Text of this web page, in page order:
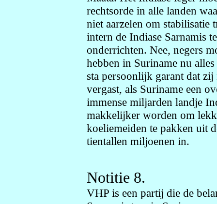
rechtsorde in alle landen
niet aarzelen om stabilisatie
intern de Indiase Sarnamis
onderrichten. Nee, negers
hebben in Suriname nu
sta persoonlijk garant dat
vergast, als Suriname een
immense miljarden landje
makkelijker worden om
koeliemeiden te pakken uit
tientallen miljoenen in.
Notitie 8.
VHP is een partij die de